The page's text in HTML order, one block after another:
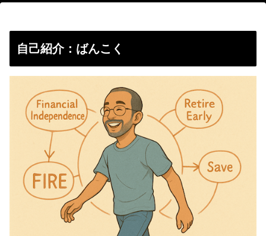
自己紹介：ばんこく